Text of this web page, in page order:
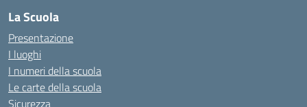
La Scuola
Presentazione
I luoghi
I numeri della scuola
Le carte della scuola
Sicurezza